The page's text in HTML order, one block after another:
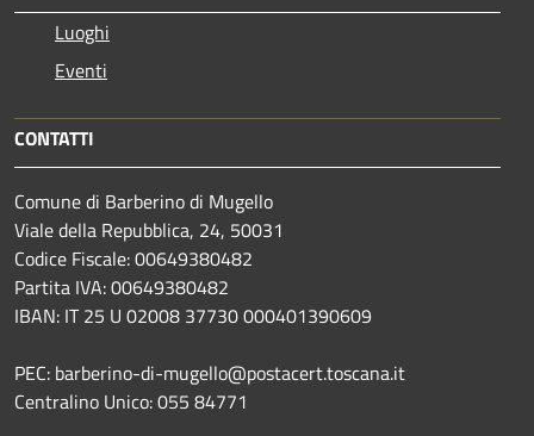
Luoghi
Eventi
CONTATTI
Comune di Barberino di Mugello
Viale della Repubblica, 24, 50031
Codice Fiscale: 00649380482
Partita IVA: 00649380482
IBAN: IT 25 U 02008 37730 000401390609
PEC: barberino-di-mugello@postacert.toscana.it
Centralino Unico: 055 84771